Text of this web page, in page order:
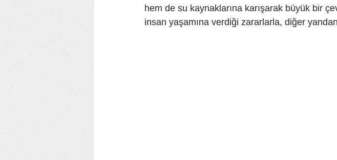
hem de su kaynaklarına karışarak büyük bir
insan yaşamına verdiği zararlarla, diğer